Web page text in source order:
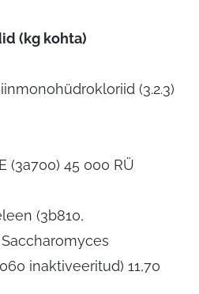
(kg kohta)
(3.2.3)
(3a700) 45 000 RÜ
(3b810,
inaktiveeritud) 11,70